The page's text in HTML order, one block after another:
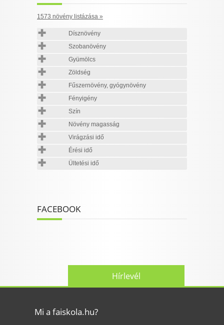
1573 növény listázása »
Dísznövény
Szobanövény
Gyümölcs
Zöldség
Fűszernövény, gyógynövény
Fényigény
Szín
Növény magasság
Virágzási idő
Érési idő
Ültetési idő
FACEBOOK
Hírlevél
Mi a faiskola.hu?